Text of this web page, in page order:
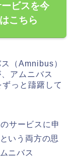
ビスを今
こちら
（Amnibus）
アムニバス
っと躊躇して
サービスに申
いう両方の思
ニバス